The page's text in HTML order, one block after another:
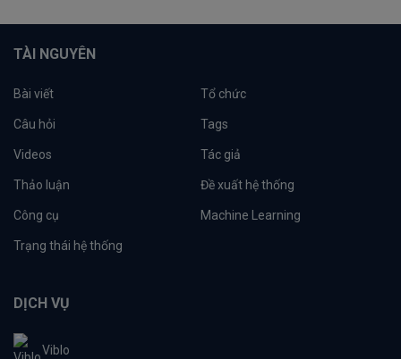
TÀI NGUYÊN
Bài viết Tổ chức
Câu hỏi Tags
Videos Tác giả
Thảo luận Đề xuất hệ thống
Công cụ Machine Learning
Trạng thái hệ thống
DỊCH VỤ
Viblo